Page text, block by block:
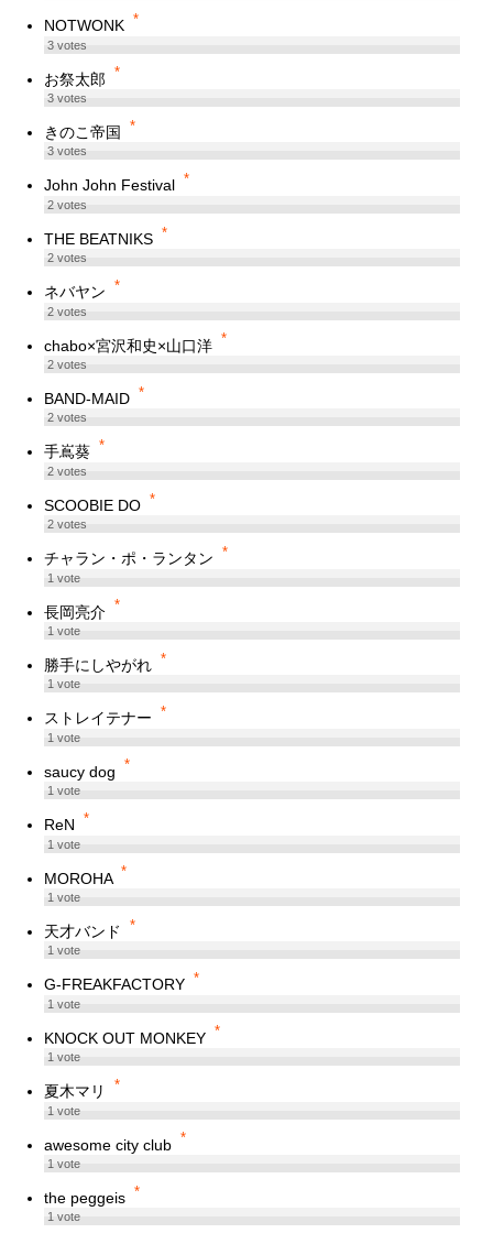
NOTWONK *
3votes
お祭太郎 *
3votes
きのこ帝国 *
3votes
John John Festival *
2votes
THE BEATNIKS *
2votes
ネバヤン *
2votes
chabo×宮沢和史×山口洋 *
2votes
BAND-MAID *
2votes
手嶌葵 *
2votes
SCOOBIE DO *
2votes
チャラン・ポ・ランタン *
1vote
長岡亮介 *
1vote
勝手にしやがれ *
1vote
ストレイテナー *
1vote
saucy dog *
1vote
ReN *
1vote
MOROHA *
1vote
天才バンド *
1vote
G-FREAKFACTORY *
1vote
KNOCK OUT MONKEY *
1vote
夏木マリ *
1vote
awesome city club *
1vote
the peggeis *
1vote